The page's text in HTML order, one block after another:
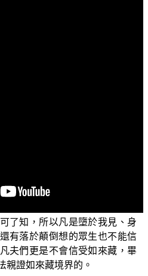
難找到；第二是這個如來藏心
卻會有煩惱雜染呢？這也是很
了知，所以凡是墮於我見、身
有落於顛倒想的眾生也不能信
夫們更是不會信受如來藏，畢
親證如來藏境界的。